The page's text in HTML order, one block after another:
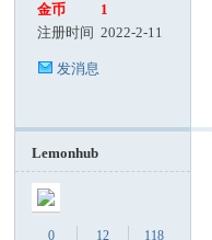
金币
1
注册时间 2022-2-11
发消息
Lemonhub
0
12
118